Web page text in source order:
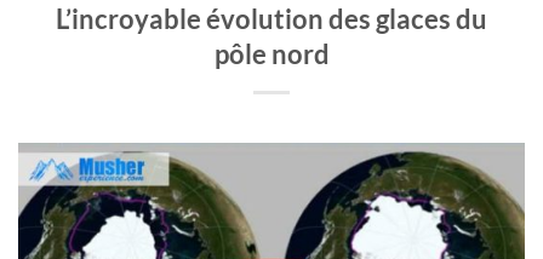
L’incroyable évolution des glaces du
pôle nord